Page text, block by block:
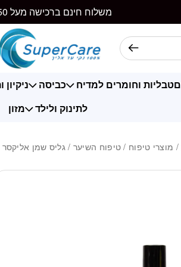
משלוח חינם ברכישה מעל ₪350
טבליות וחומרים למדיח כביסה
לתינוק ולילד
מזון
/ מוצרי טיפוח / טיפוח השיער / גליס שמן אליקסר